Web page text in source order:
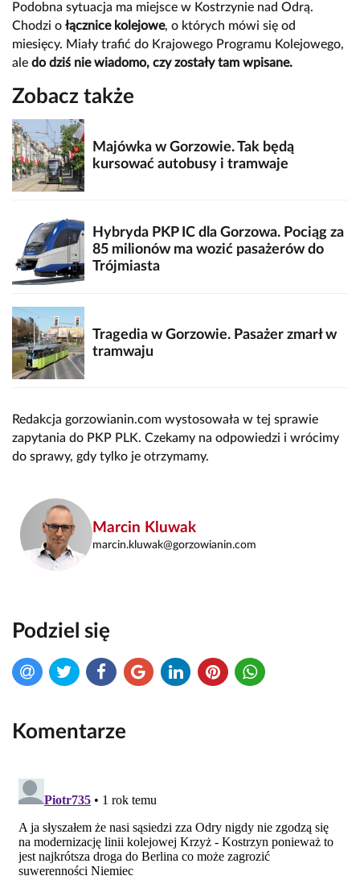
Podobna sytuacja ma miejsce w Kostrzynie nad Odrą.
Chodzi o łącznice kolejowe, o których mówi się od
miesięcy. Miały trafić do Krajowego Programu Kolejowego,
ale do dziś nie wiadomo, czy zostały tam wpisane.
Zobacz także
Majówka w Gorzowie. Tak będą
kursować autobusy i tramwaje
Hybryda PKP IC dla Gorzowa. Pociąg za
85 milionów ma wozić pasażerów do
Trójmiasta
Tragedia w Gorzowie. Pasażer zmarł w
tramwaju
Redakcja gorzowianin.com wystosowała w tej sprawie
zapytania do PKP PLK. Czekamy na odpowiedzi i wrócimy
do sprawy, gdy tylko je otrzymamy.
Marcin Kluwak
marcin.kluwak@gorzowianin.com
Podziel się
Komentarze